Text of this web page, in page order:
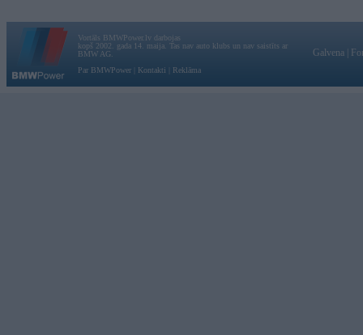
Vortāls BMWPower.lv darbojas
kopš 2002. gada 14. maija. Tas nav auto klubs un nav saistīts ar
BMW AG.
Par BMWPower
Kontakti Reklāma
Galvena